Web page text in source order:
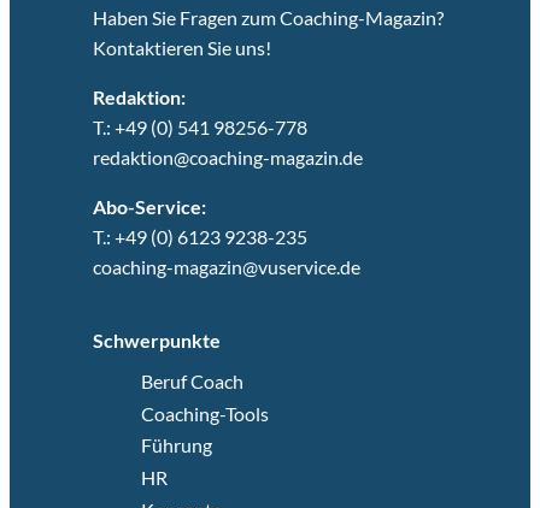
Haben Sie Fragen zum Coaching-Magazin?
Kontaktieren Sie uns!
Redaktion:
T.: +49 (0) 541 98256-778
redaktion@coaching-magazin.de
Abo-Service:
T.: +49 (0) 6123 9238-235
coaching-magazin@vuservice.de
Schwerpunkte
Beruf Coach
Coaching-Tools
Führung
HR